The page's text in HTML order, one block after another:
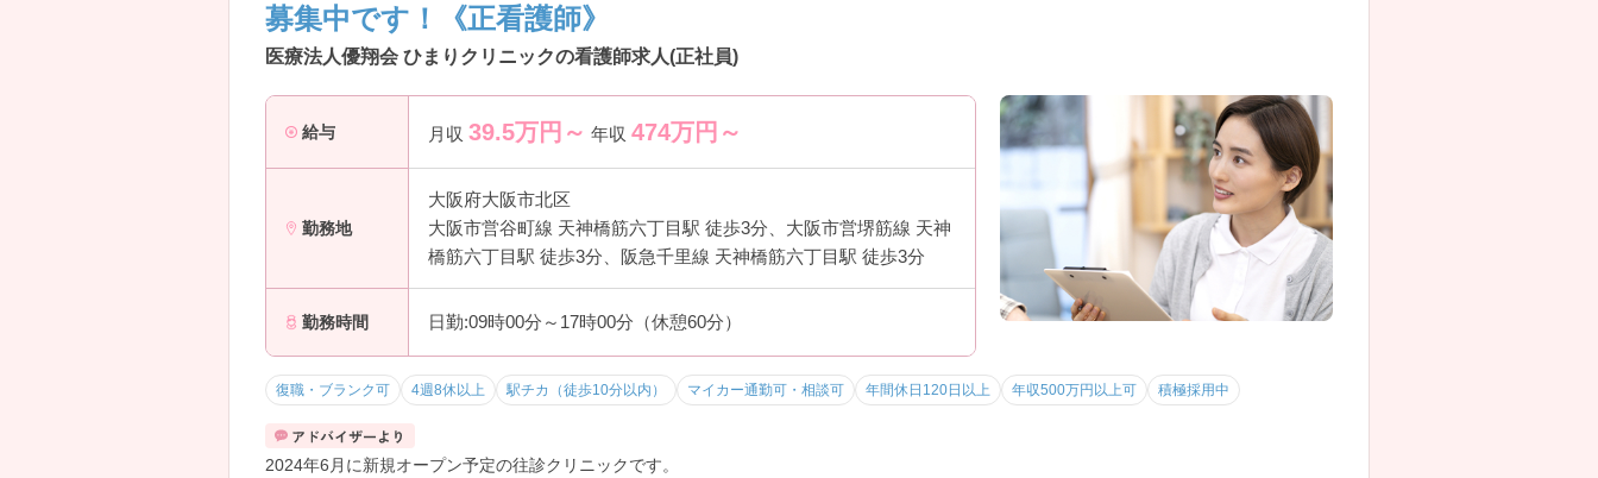
募集中です！《正看護師》
医療法人優翔会 ひまりクリニックの看護師求人(正社員)
給与 月収 39.5万円～ 年収 474万円～
勤務地
大阪府大阪市北区
大阪市営谷町線 天神橋筋六丁目駅 徒歩3分、大阪市営堺筋線 天神
橋筋六丁目駅 徒歩3分、阪急千里線 天神橋筋六丁目駅 徒歩3分
勤務時間 日勤:09時00分～17時00分（休憩60分）
復職・ブランク可 4週8休以上 駅チカ（徒歩10分以内） マイカー通勤可・相談可 年間休日120日以上 年収500万円以上可 積極採用中
2024年6月に新規オープン予定の往診クリニックです。